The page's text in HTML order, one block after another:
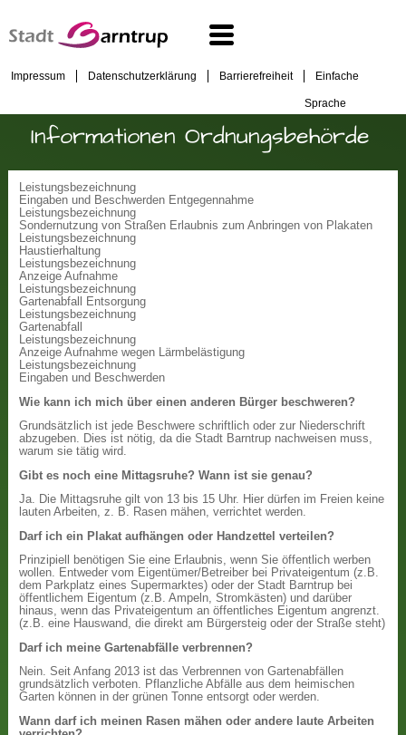
Impressum Datenschutzerklärung Barrierefreiheit Einfache
Sprache
Informationen Ordnungsbehörde
Leistungsbezeichnung
Eingaben und Beschwerden Entgegennahme
Leistungsbezeichnung
Sondernutzung von Straßen Erlaubnis zum Anbringen von Plakaten
Leistungsbezeichnung
Haustierhaltung
Leistungsbezeichnung
Anzeige Aufnahme
Leistungsbezeichnung
Gartenabfall Entsorgung
Leistungsbezeichnung
Gartenabfall
Leistungsbezeichnung
Anzeige Aufnahme wegen Lärmbelästigung
Leistungsbezeichnung
Eingaben und Beschwerden
Wie kann ich mich über einen anderen Bürger beschweren?
Grundsätzlich ist jede Beschwere schriftlich oder zur Niederschrift
abzugeben. Dies ist nötig, da die Stadt Barntrup nachweisen muss,
warum sie tätig wird.
Gibt es noch eine Mittagsruhe? Wann ist sie genau?
Ja. Die Mittagsruhe gilt von 13 bis 15 Uhr. Hier dürfen im Freien keine
lauten Arbeiten, z. B. Rasen mähen, verrichtet werden.
Darf ich ein Plakat aufhängen oder Handzettel verteilen?
Prinzipiell benötigen Sie eine Erlaubnis, wenn Sie öffentlich werben
wollen. Entweder vom Eigentümer/Betreiber bei Privateigentum (z.B.
dem Parkplatz eines Supermarktes) oder der Stadt Barntrup bei
öffentlichem Eigentum (z.B. Ampeln, Stromkästen) und darüber
hinaus, wenn das Privateigentum an öffentliches Eigentum angrenzt.
(z.B. eine Hauswand, die direkt am Bürgersteig oder der Straße steht)
Darf ich meine Gartenabfälle verbrennen?
Nein. Seit Anfang 2013 ist das Verbrennen von Gartenabfällen
grundsätzlich verboten. Pflanzliche Abfälle aus dem heimischen
Garten können in der grünen Tonne entsorgt oder werden.
Wann darf ich meinen Rasen mähen oder andere laute Arbeiten